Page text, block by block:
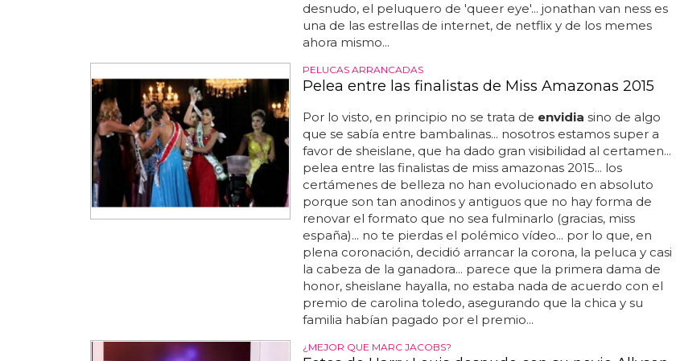
desnudo, el peluquero de 'queer eye'... jonathan van ness es
una de las estrellas de internet, de netflix y de los memes
ahora mismo...
PELUCAS ARRANCADAS
Pelea entre las finalistas de Miss Amazonas 2015
Por lo visto, en principio no se trata de envidia sino de algo
que se sabía entre bambalinas... nosotros estamos super a
favor de sheislane, que ha dado gran visibilidad al certamen...
pelea entre las finalistas de miss amazonas 2015... los
certámenes de belleza no han evolucionado en absoluto
porque son tan anodinos y antiguos que no hay forma de
renovar el formato que no sea fulminarlo (gracias, miss
españa)... no te pierdas el polémico vídeo... por lo que, en
plena coronación, decidió arrancar la corona, la peluca y casi
la cabeza de la ganadora... parece que la primera dama de
honor, sheislane hayalla, no estaba nada de acuerdo con el
premio de carolina toledo, asegurando que la chica y su
familia habían pagado por el premio...
¿MEJOR QUE MARC JACOBS?